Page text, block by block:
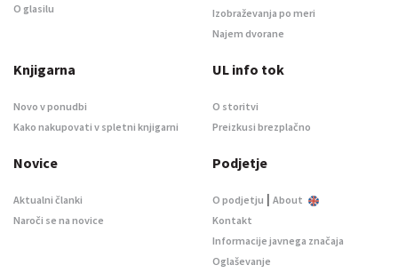
O glasilu
Izobraževanja po meri
Najem dvorane
Knjigarna
Novo v ponudbi
Kako nakupovati v spletni knjigarni
UL info tok
O storitvi
Preizkusi brezplačno
Novice
Aktualni članki
Naroči se na novice
Podjetje
O podjetju | About
Kontakt
Informacije javnega značaja
Oglaševanje